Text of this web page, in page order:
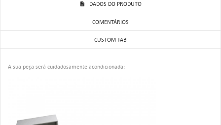
DADOS DO PRODUTO
COMENTÁRIOS
CUSTOM TAB
A sua peça será cuidadosamente acondicionada: